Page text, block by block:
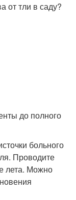
от тли в саду?
до полного
больного
Проводите
лета. Можно